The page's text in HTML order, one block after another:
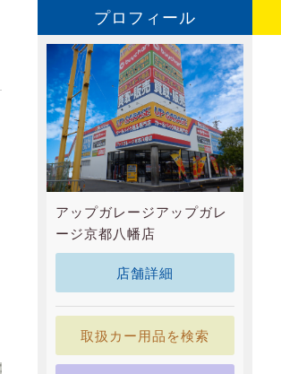
プロフィール
アップガレージアップガレ
ージ京都八幡店
店舗詳細
取扱カー用品を検索